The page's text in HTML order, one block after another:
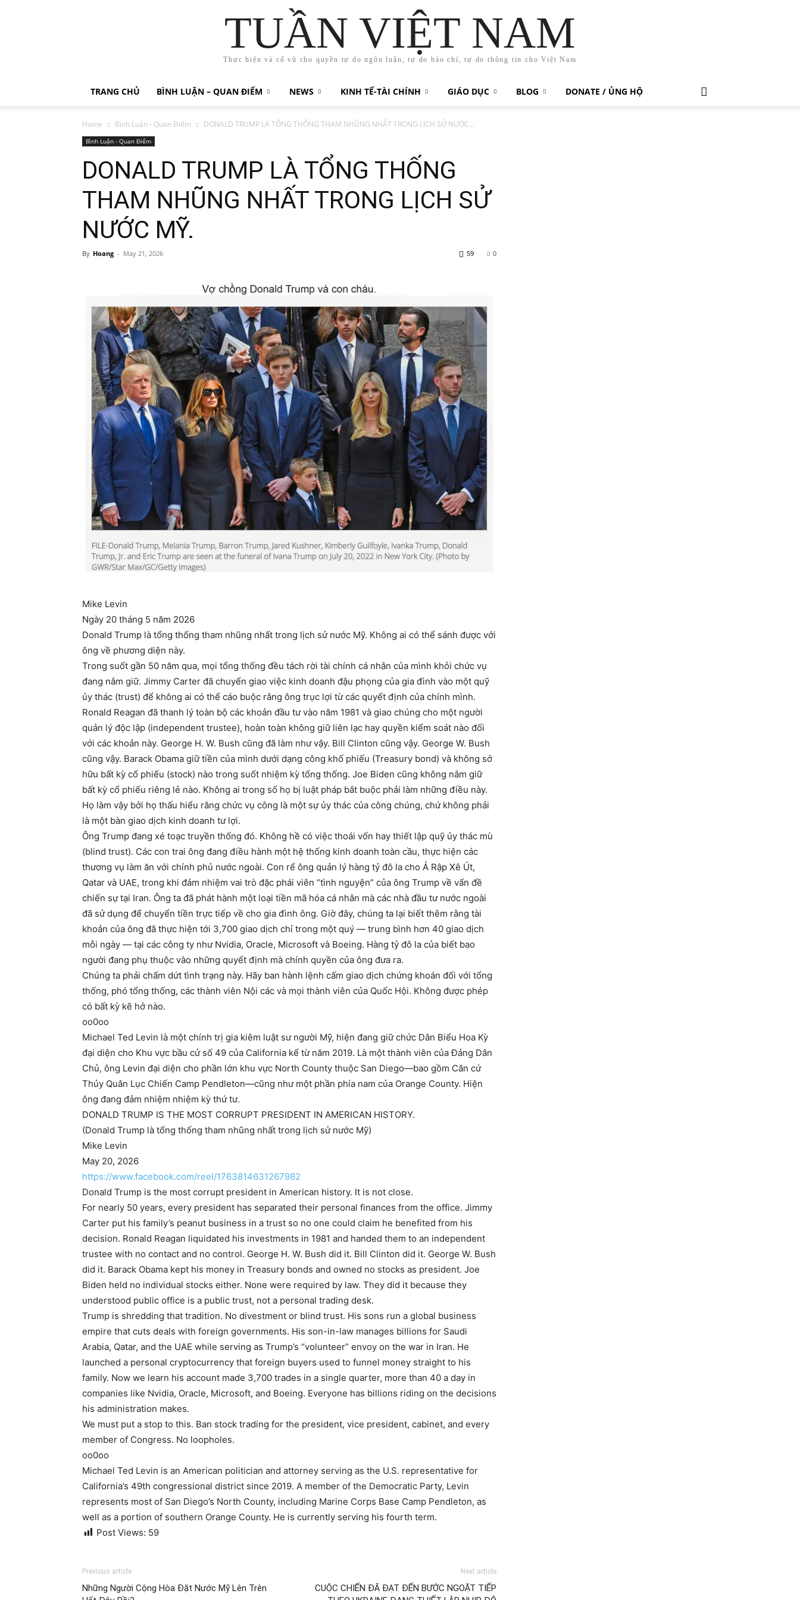
TUẦN VIỆT NAM
Thực hiện và cổ vũ cho quyền tự do ngôn luận, tự do báo chí, tự do thông tin cho Việt Nam
TRANG CHỦ BÌNH LUẬN – QUAN ĐIỂM NEWS KINH TẾ-TÀI CHÍNH GIÁO DỤC BLOG DONATE / ỦNG HỘ
Home Bình Luận - Quan Điểm DONALD TRUMP LÀ TỔNG THỐNG THAM NHŨNG NHẤT TRONG LỊCH SỬ NƯỚC...
Bình Luận - Quan Điểm
DONALD TRUMP LÀ TỔNG THỐNG
THAM NHŨNG NHẤT TRONG LỊCH SỬ
NƯỚC MỸ.
By Hoang - May 21, 2026 0
59
Mike Levin
Ngày 20 tháng 5 năm 2026
Donald Trump là tổng thống tham nhũng nhất trong lịch sử nước Mỹ. Không ai có thể sánh được với
ông về phương diện này.
Trong suốt gần 50 năm qua, mọi tổng thống đều tách rời tài chính cá nhân của mình khỏi chức vụ
đang nắm giữ. Jimmy Carter đã chuyển giao việc kinh doanh đậu phọng của gia đình vào một quỹ
ủy thác (trust) để không ai có thể cáo buộc rằng ông trục lợi từ các quyết định của chính mình.
Ronald Reagan đã thanh lý toàn bộ các khoản đầu tư vào năm 1981 và giao chúng cho một người
quản lý độc lập (independent trustee), hoàn toàn không giữ liên lạc hay quyền kiểm soát nào đối
với các khoản này. George H. W. Bush cũng đã làm như vậy. Bill Clinton cũng vậy. George W. Bush
cũng vậy. Barack Obama giữ tiền của mình dưới dạng công khố phiếu (Treasury bond) và không sở
hữu bất kỳ cổ phiếu (stock) nào trong suốt nhiệm kỳ tổng thống. Joe Biden cũng không nắm giữ
bất kỳ cổ phiếu riêng lẻ nào. Không ai trong số họ bị luật pháp bắt buộc phải làm những điều này.
Họ làm vậy bởi họ thấu hiểu rằng chức vụ công là một sự ủy thác của công chúng, chứ không phải
là một bàn giao dịch kinh doanh tư lợi.
Ông Trump đang xé toạc truyền thống đó. Không hề có việc thoái vốn hay thiết lập quỹ ủy thác mù
(blind trust). Các con trai ông đang điều hành một hệ thống kinh doanh toàn cầu, thực hiện các
thương vụ làm ăn với chính phủ nước ngoài. Con rể ông quản lý hàng tỷ đô la cho Ả Rập Xê Út,
Qatar và UAE, trong khi đảm nhiệm vai trò đặc phái viên “tình nguyện” của ông Trump về vấn đề
chiến sự tại Iran. Ông ta đã phát hành một loại tiền mã hóa cá nhân mà các nhà đầu tư nước ngoài
đã sử dụng để chuyển tiền trực tiếp về cho gia đình ông. Giờ đây, chúng ta lại biết thêm rằng tài
khoản của ông đã thực hiện tới 3,700 giao dịch chỉ trong một quý — trung bình hơn 40 giao dịch
mỗi ngày — tại các công ty như Nvidia, Oracle, Microsoft và Boeing. Hàng tỷ đô la của biết bao
người đang phụ thuộc vào những quyết định mà chính quyền của ông đưa ra.
Chúng ta phải chấm dứt tình trạng này. Hãy ban hành lệnh cấm giao dịch chứng khoán đối với tổng
thống, phó tổng thống, các thành viên Nội các và mọi thành viên của Quốc Hội. Không được phép
có bất kỳ kẽ hở nào.
oo0oo
Michael Ted Levin là một chính trị gia kiêm luật sư người Mỹ, hiện đang giữ chức Dân Biểu Hoa Kỳ
đại diện cho Khu vực bầu cử số 49 của California kể từ năm 2019. Là một thành viên của Đảng Dân
Chủ, ông Levin đại diện cho phần lớn khu vực North County thuộc San Diego—bao gồm Căn cứ
Thủy Quân Lục Chiến Camp Pendleton—cũng như một phần phía nam của Orange County. Hiện
ông đang đảm nhiệm nhiệm kỳ thứ tư.
DONALD TRUMP IS THE MOST CORRUPT PRESIDENT IN AMERICAN HISTORY.
(Donald Trump là tổng thống tham nhũng nhất trong lịch sử nước Mỹ)
Mike Levin
May 20, 2026
https://www.facebook.com/reel/1763814631267982
Donald Trump is the most corrupt president in American history. It is not close.
For nearly 50 years, every president has separated their personal finances from the office. Jimmy
Carter put his family’s peanut business in a trust so no one could claim he benefited from his
decision. Ronald Reagan liquidated his investments in 1981 and handed them to an independent
trustee with no contact and no control. George H. W. Bush did it. Bill Clinton did it. George W. Bush
did it. Barack Obama kept his money in Treasury bonds and owned no stocks as president. Joe
Biden held no individual stocks either. None were required by law. They did it because they
understood public office is a public trust, not a personal trading desk.
Trump is shredding that tradition. No divestment or blind trust. His sons run a global business
empire that cuts deals with foreign governments. His son-in-law manages billions for Saudi
Arabia, Qatar, and the UAE while serving as Trump’s “volunteer” envoy on the war in Iran. He
launched a personal cryptocurrency that foreign buyers used to funnel money straight to his
family. Now we learn his account made 3,700 trades in a single quarter, more than 40 a day in
companies like Nvidia, Oracle, Microsoft, and Boeing. Everyone has billions riding on the decisions
his administration makes.
We must put a stop to this. Ban stock trading for the president, vice president, cabinet, and every
member of Congress. No loopholes.
oo0oo
Michael Ted Levin is an American politician and attorney serving as the U.S. representative for
California’s 49th congressional district since 2019. A member of the Democratic Party, Levin
represents most of San Diego’s North County, including Marine Corps Base Camp Pendleton, as
well as a portion of southern Orange County. He is currently serving his fourth term.
Post Views: 59
Previous article
Những Người Cộng Hòa Đặt Nước Mỹ Lên Trên
Next article
CUỘC CHIẾN ĐÃ ĐẠT ĐẾN BƯỚC NGOẶT TIẾP